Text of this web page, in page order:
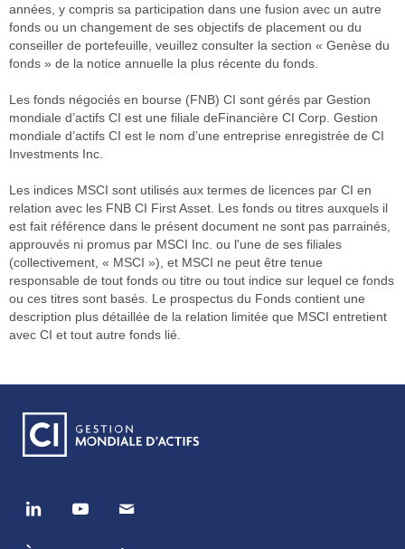
années, y compris sa participation dans une fusion avec un autre
fonds ou un changement de ses objectifs de placement ou du
conseiller de portefeuille, veuillez consulter la section « Genèse du
fonds » de la notice annuelle la plus récente du fonds.
Les fonds négociés en bourse (FNB) CI sont gérés par Gestion
mondiale d’actifs CI est une filiale deFinancière CI Corp. Gestion
mondiale d’actifs CI est le nom d’une entreprise enregistrée de CI
Investments Inc.
Les indices MSCI sont utilisés aux termes de licences par CI en
relation avec les FNB CI First Asset. Les fonds ou titres auxquels il
est fait référence dans le présent document ne sont pas parrainés,
approuvés ni promus par MSCI Inc. ou l'une de ses filiales
(collectivement, « MSCI »), et MSCI ne peut être tenue
responsable de tout fonds ou titre ou tout indice sur lequel ce fonds
ou ces titres sont basés. Le prospectus du Fonds contient une
description plus détaillée de la relation limitée que MSCI entretient
avec CI et tout autre fonds lié.